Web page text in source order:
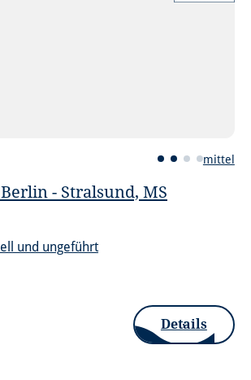
- Stralsund, MS
mittel
und ungeführt
Details